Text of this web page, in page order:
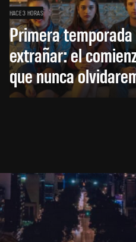
HACE 3 HORAS
Primera
extrañar: el
que nunca